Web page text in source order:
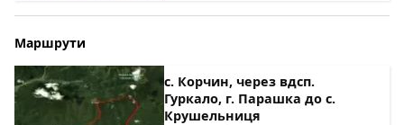
Маршрути
с. Корчин, через вдсп.
Гуркало, г. Парашка до с.
Крушельниця